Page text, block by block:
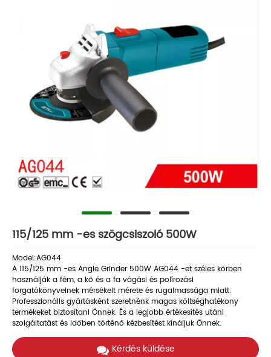
115/125 mm -es szögcsiszoló 500W
Model:AG044
A 115/125 mm -es Angle Grinder 500W AG044 -et széles körben
használják a fém, a kő és a fa vágási és polírozási
forgatókönyveinek mérsékelt mérete és rugalmassága miatt.
Professzionális gyártásként szeretnénk magas költséghatékony
termékeket biztosítani Önnek. És a legjobb értékesítés utáni
szolgáltatást és időben történő kézbesítést kínáljuk Önnek.
Kérdés küldése